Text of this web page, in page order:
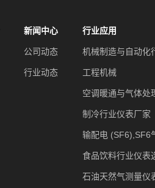
新闻中心
公司动态
行业动态
行业应用
机械制造与自动化
工程机械
空调暖通与气体处
制冷行业仪表厂家
输配电 (SF6),SF6
食品饮料行业仪表
石油天然气测量仪